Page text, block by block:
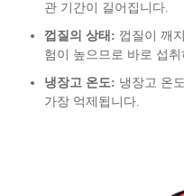
관 기간이 길어집니다.
껍질의 상태: 껍질이 깨
험이 높으므로 바로 섭
냉장고 온도: 냉장고 온
가장 억제됩니다.